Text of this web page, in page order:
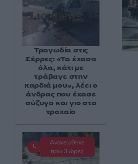
Τραγωδία στις
Σέρρες: «Τα έχασα
όλα, κάτι με
τράβαγε στην
καρδιά μου», λέει ο
άνδρας που έχασε
σύζυγο και γιο στο
τροχαίο
Ανανεώθηκε
πριν 3 ώρες